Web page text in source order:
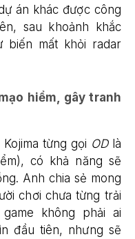
án khác được công
sau khoảnh khắc
biến mất khỏi radar
hiểm, gây tranh
từng gọi ODlà
có khả năng sẽ
Anh chia sẻ mong
chơi chưa từng trải
không phải ai
đầu tiên, nhưng sẽ